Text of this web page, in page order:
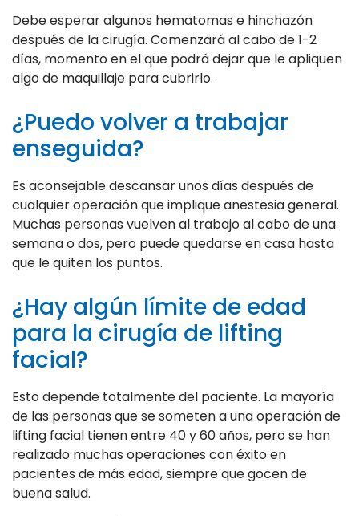
Debe esperar algunos hematomas e hinchazón
después de la cirugía. Comenzará al cabo de 1-2
días, momento en el que podrá dejar que le apliquen
algo de maquillaje para cubrirlo.
¿Puedo volver a trabajar
enseguida?
Es aconsejable descansar unos días después de
cualquier operación que implique anestesia general.
Muchas personas vuelven al trabajo al cabo de una
semana o dos, pero puede quedarse en casa hasta
que le quiten los puntos.
¿Hay algún límite de edad
para la cirugía de lifting
facial?
Esto depende totalmente del paciente. La mayoría
de las personas que se someten a una operación de
lifting facial tienen entre 40 y 60 años, pero se han
realizado muchas operaciones con éxito en
pacientes de más edad, siempre que gocen de
buena salud.